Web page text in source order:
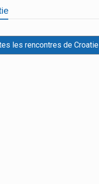
les rencontres de Croatie